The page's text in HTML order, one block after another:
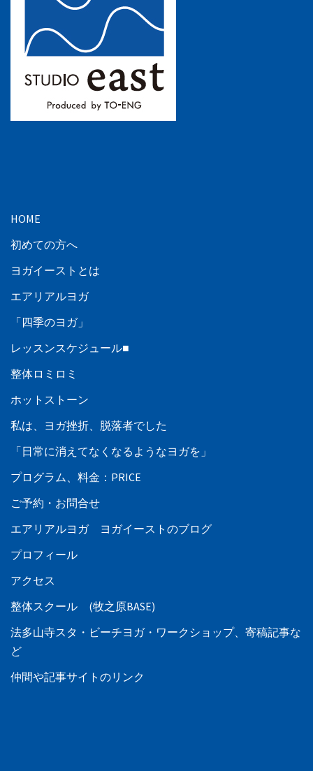
HOME
初めての方へ
ヨガイーストとは
エアリアルヨガ
「四季のヨガ」
レッスンスケジュール■
整体ロミロミ
ホットストーン
私は、ヨガ挫折、脱落者でした
「日常に消えてなくなるようなヨガを」
プログラム、料金：PRICE
ご予約・お問合せ
エアリアルヨガ ヨガイーストのブログ
プロフィール
アクセス
整体スクール (牧之原BASE)
法多山寺スタ・ビーチヨガ・ワークショップ、寄稿記事な
ど
仲間や記事サイトのリンク